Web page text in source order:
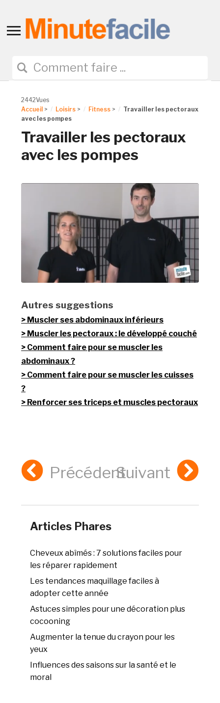
Toggle
navigation
2442Vues
Accueil > Loisirs > Fitness >
Travailler les pectoraux
avec les pompes
Travailler les pectoraux
avec les pompes
Autres suggestions
Muscler ses abdominaux inférieurs
Muscler les pectoraux : le développé couché
Comment faire pour se muscler les
abdominaux ?
Comment faire pour se muscler les cuisses
?
Renforcer ses triceps et muscles pectoraux
PrécédentSuivant
Articles Phares
Cheveux abîmés : 7 solutions faciles pour
les réparer rapidement
Les tendances maquillage faciles à
adopter cette année
Astuces simples pour une décoration plus
cocooning
Augmenter la tenue du crayon pour les
yeux
Influences des saisons sur la santé et le
moral